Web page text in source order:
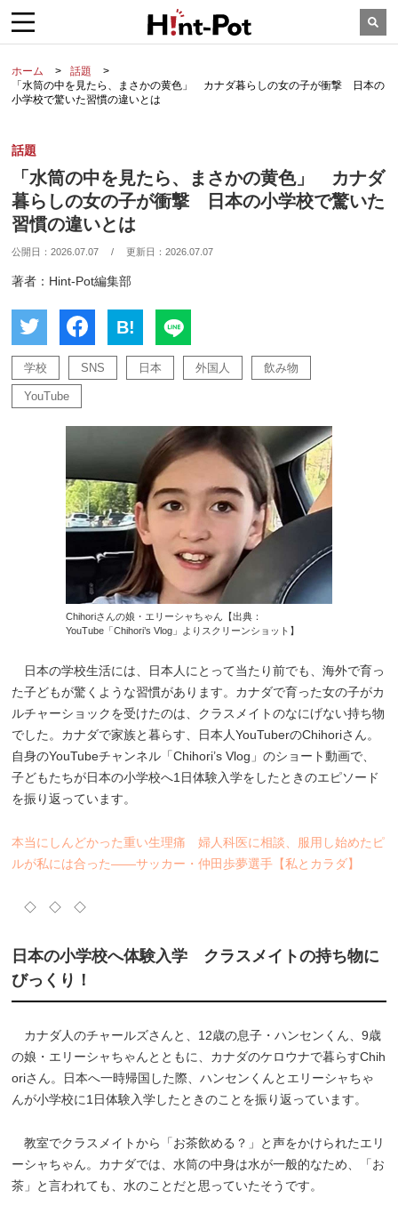
ホーム
話題
「水筒の中を見たら、まさかの黄色」 カナダ暮らしの女の子が衝撃 日本の
小学校で驚いた習慣の違いとは
話題
「水筒の中を見たら、まさかの黄色」 カナダ
暮らしの女の子が衝撃 日本の小学校で驚いた
習慣の違いとは
公開日：2026.07.07 / 更新日：2026.07.07
著者：Hint-Pot編集部
B!
学校 SNS 日本 外国人 飲み物
YouTube
Chihoriさんの娘・エリーシャちゃん【出典：
YouTube「Chihori’s Vlog」よりスクリーンショット】
日本の学校生活には、日本人にとって当たり前でも、海外で育っ
た子どもが驚くような習慣があります。カナダで育った女の子がカ
ルチャーショックを受けたのは、クラスメイトのなにげない持ち物
でした。カナダで家族と暮らす、日本人YouTuberのChihoriさん。
自身のYouTubeチャンネル「Chihori’s Vlog」のショート動画で、
子どもたちが日本の小学校へ1日体験入学をしたときのエピソード
を振り返っています。
本当にしんどかった重い生理痛 婦人科医に相談、服用し始めたピ
ルが私には合った――サッカー・仲田歩夢選手【私とカラダ】
◇ ◇ ◇
日本の小学校へ体験入学 クラスメイトの持ち物に
びっくり！
カナダ人のチャールズさんと、12歳の息子・ハンセンくん、9歳
の娘・エリーシャちゃんとともに、カナダのケロウナで暮らすChih
oriさん。日本へ一時帰国した際、ハンセンくんとエリーシャちゃ
んが小学校に1日体験入学したときのことを振り返っています。
教室でクラスメイトから「お茶飲める？」と声をかけられたエリ
ーシャちゃん。カナダでは、水筒の中身は水が一般的なため、「お
茶」と言われても、水のことだと思っていたそうです。